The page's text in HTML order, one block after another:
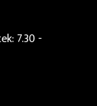
7.30 -